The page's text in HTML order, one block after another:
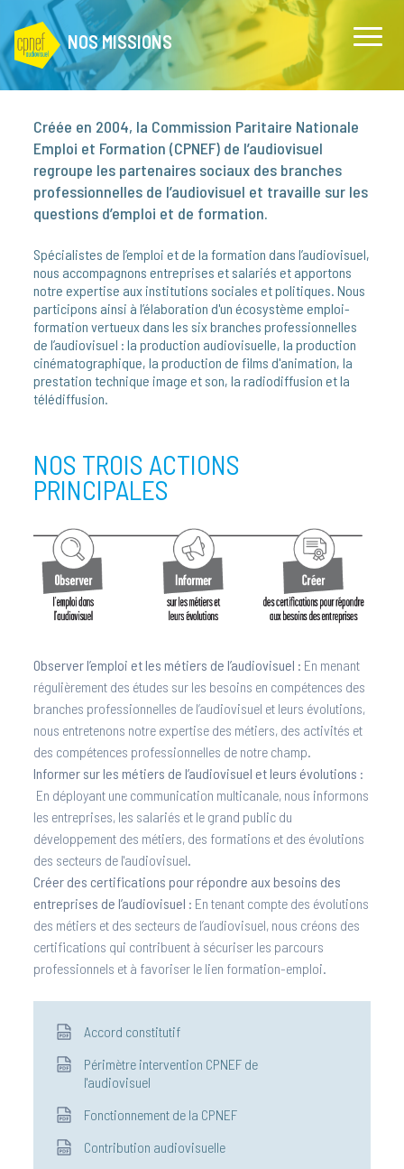
Créée en 2004, la Commission Paritaire Nationale
Emploi et Formation (CPNEF) de l’audiovisuel
regroupe les partenaires sociaux des branches
professionnelles de l’audiovisuel et travaille sur les
questions d’emploi et de formation.
Spécialistes de l’emploi et de la formation dans l’audiovisuel,
nous accompagnons entreprises et salariés et apportons
notre expertise aux institutions sociales et politiques. Nous
participons ainsi à l’élaboration d'un écosystème emploi-
formation vertueux dans les six branches professionnelles
de l’audiovisuel : la production audiovisuelle, la production
cinématographique, la production de films d'animation, la
prestation technique image et son, la radiodiffusion et la
télédiffusion.
NOS TROIS ACTIONS
PRINCIPALES
Observer l’emploi et les métiers de l’audiovisuel : En menant
régulièrement des études sur les besoins en compétences des
branches professionnelles de l’audiovisuel et leurs évolutions,
nous entretenons notre expertise des métiers, des activités et
des compétences professionnelles de notre champ.
Informer sur les métiers de l’audiovisuel et leurs évolutions :
En déployant une communication multicanale, nous informons
les entreprises, les salariés et le grand public du
développement des métiers, des formations et des évolutions
des secteurs de l'audiovisuel.
Créer des certifications pour répondre aux besoins des
entreprises de l’audiovisuel : En tenant compte des évolutions
des métiers et des secteurs de l’audiovisuel, nous créons des
certifications qui contribuent à sécuriser les parcours
professionnels et à favoriser le lien formation-emploi.
Accord constitutif
Périmètre intervention CPNEF de
l'audiovisuel
Fonctionnement de la CPNEF
Contribution audiovisuelle
NOS MISSIONS